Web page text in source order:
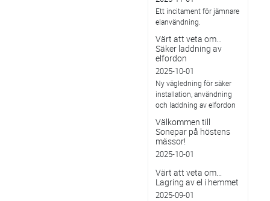
Ett incitament för jämnare
elanvändning.
Värt att veta om…
Säker laddning av
elfordon
2025-10-01
Ny vägledning för säker
installation, användning
och laddning av elfordon
Välkommen till
Sonepar på höstens
mässor!
2025-10-01
Värt att veta om...
Lagring av el i hemmet
2025-09-01